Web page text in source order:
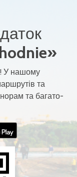
У нашому
та
та багато-